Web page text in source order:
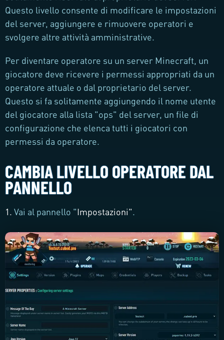
Questo livello consente di modificare le impostazioni
del server, aggiungere e rimuovere operatori e
svolgere altre attività amministrative.
Per diventare operatore su un server Minecraft, un
giocatore deve ricevere i permessi appropriati da un
operatore attuale o dal proprietario del server.
Questo si fa solitamente aggiungendo il nome utente
del giocatore alla lista "ops" del server, un file di
configurazione che elenca tutti i giocatori con
permessi da operatore.
CAMBIA LIVELLO OPERATORE DAL
PANNELLO
1. Vai al pannello "Impostazioni".